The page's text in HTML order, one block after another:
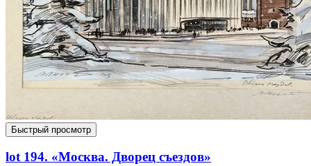
Быстрый просмотр
lot 194. «Москва. Дворец съездов»